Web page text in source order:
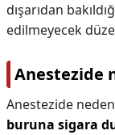
dışarıdan
edilmeyecek
Anestezide
Anestezide
buruna sigara